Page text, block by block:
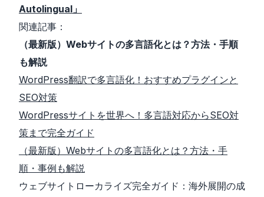
Autolingual」
関連記事：
（最新版）Webサイトの多言語化とは？方法・手順
も解説
WordPress翻訳で多言語化！おすすめプラグインと
SEO対策
WordPressサイトを世界へ！多言語対応からSEO対
策まで完全ガイド
（最新版）Webサイトの多言語化とは？方法・手
順・事例も解説
ウェブサイトローカライズ完全ガイド：海外展開の成